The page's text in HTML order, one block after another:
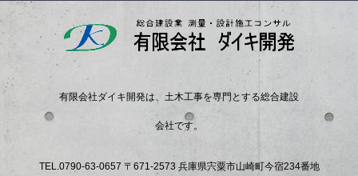
有限会社ダイキ開発は、土木工事を専門とする総合建設
会社です。
TEL. 0790-63-0657 〒671-2573 兵庫県宍粟市山崎町今宿234番地